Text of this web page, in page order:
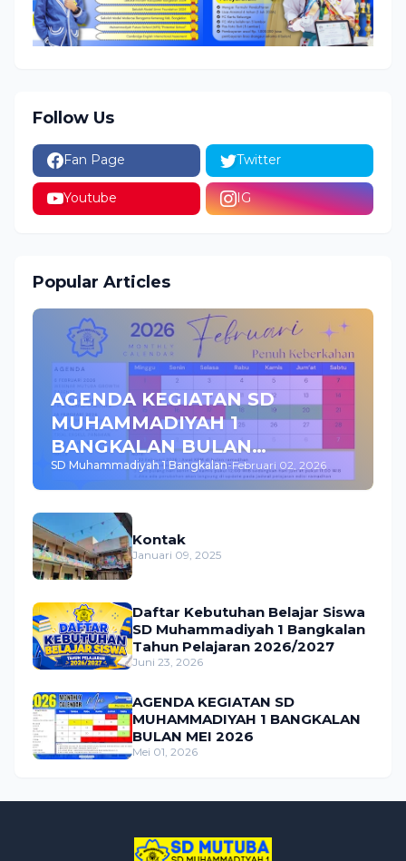
Follow Us
Fan Page Twitter
Youtube IG
Popular Articles
AGENDA KEGIATAN SD
MUHAMMADIYAH 1
BANGKALAN BULAN
FEBRUARI 2026
SD Muhammadiyah 1 Bangkalan-Februari 02, 2026
Kontak
Januari 09, 2025
Daftar Kebutuhan Belajar Siswa
SD Muhammadiyah 1 Bangkalan
Tahun Pelajaran 2026/2027
Juni 23, 2026
AGENDA KEGIATAN SD
MUHAMMADIYAH 1 BANGKALAN
BULAN MEI 2026
Mei 01, 2026